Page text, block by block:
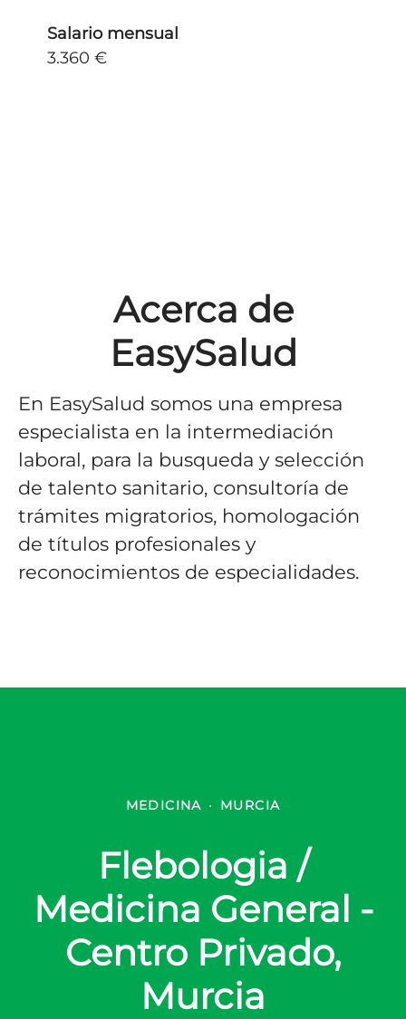
Salario mensual
3.360 €
Acerca de
EasySalud
En EasySalud somos una empresa
especialista en la intermediación
laboral, para la busqueda y selección
de talento sanitario, consultoría de
trámites migratorios, homologación
de títulos profesionales y
reconocimientos de especialidades.
MEDICINA · MURCIA
Flebologia /
Medicina General -
Centro Privado,
Murcia